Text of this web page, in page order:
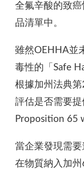
全氟辛酸的致
品清單中。
雖然OEHHA並
毒性的「Safe
根據加州法典第
評估是否需要
Proposition 65
當企業發現需
在物質納入加